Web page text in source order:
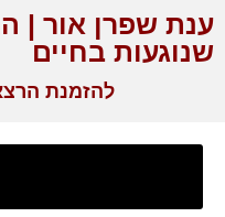
ענת שפרן אור |
שנוגעות בחיים
להזמנת